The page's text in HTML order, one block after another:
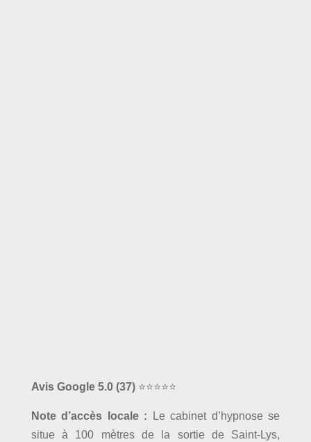
Avis Google 5.0 (37)⭐⭐⭐⭐⭐
Note d’accès locale : Le cabinet d’hypnose se
situe à 100 mètres de la sortie de Saint-Lys,